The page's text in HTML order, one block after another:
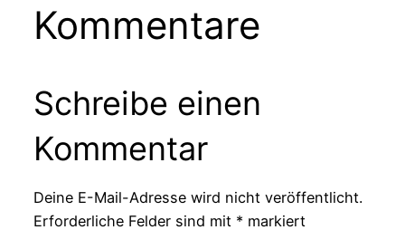
Kommentare
Schreibe einen
Kommentar
Deine E-Mail-Adresse wird nicht veröffentlicht.
Erforderliche Felder sind mit * markiert